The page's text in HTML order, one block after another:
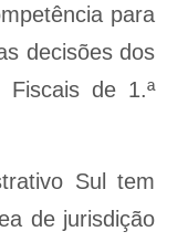
para
decisões dos
Fiscais de 1.ª
Sul tem
de jurisdição